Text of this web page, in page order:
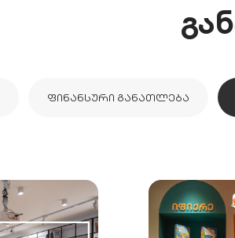
ᲤᲘᲜᲐᲜᲡᲣᲠᲘ ᲒᲐᲜᲐᲗᲚᲔᲑᲐ